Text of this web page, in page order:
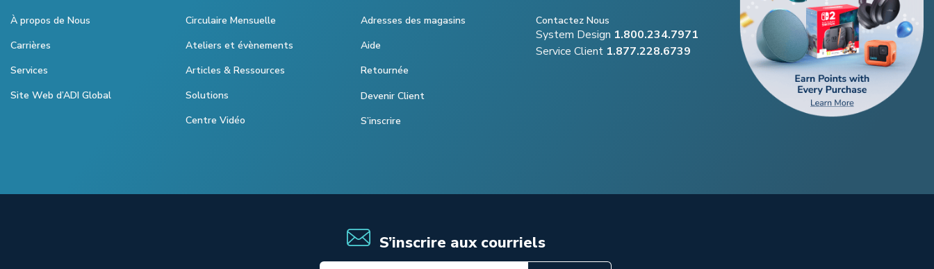
À propos de Nous
Carrières
Services
Site Web d’ADI Global
Circulaire Mensuelle
Ateliers et évènements
Articles & Ressources
Solutions
Centre Vidéo
Adresses des magasins
Aide
Retournée
Devenir Client
S’inscrire
Contactez Nous
System Design 1.800.234.7971
Service Client 1.877.228.6739
S’inscrire aux courriels